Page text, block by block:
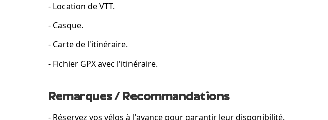
- Location de VTT.
- Casque.
- Carte de l'itinéraire.
- Fichier GPX avec l'itinéraire.
Remarques / Recommandations
- Réservez vos vélos à l'avance pour garantir leur disponibilité.